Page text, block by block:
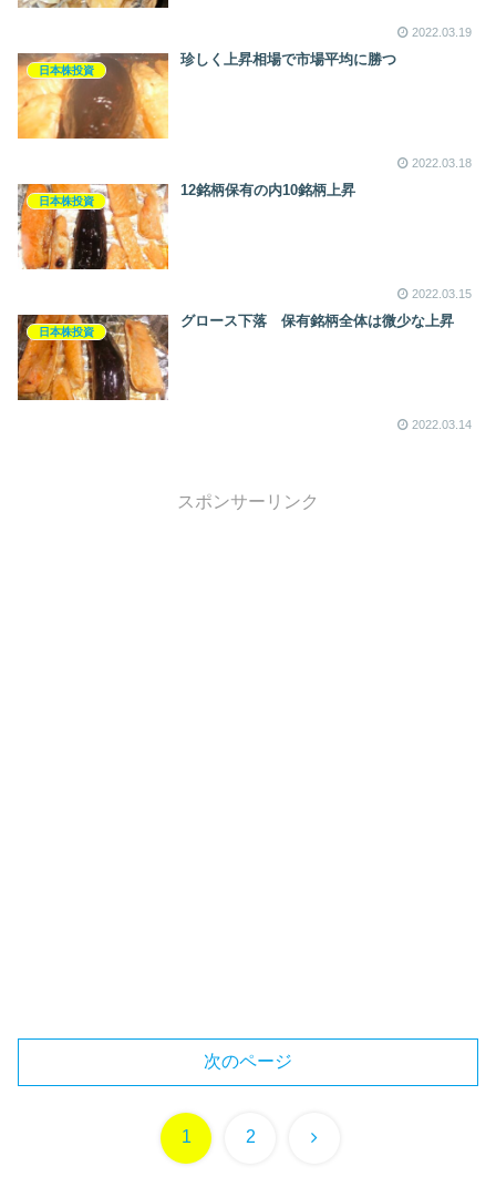
2022.03.19
日本株投資
珍しく上昇相場で市場平均に勝つ
2022.03.18
日本株投資
12銘柄保有の内10銘柄上昇
2022.03.15
日本株投資
グロース下落 保有銘柄全体は微少な上昇
2022.03.14
スポンサーリンク
次のページ
1 2 次